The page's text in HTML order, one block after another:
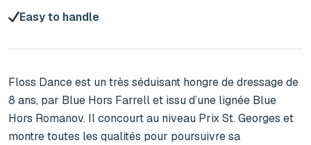
Easy to handle
Floss Dance est un très séduisant hongre de dressage de
8 ans, par Blue Hors Farrell et issu d’une lignée Blue
Hors Romanov. Il concourt au niveau Prix St. Georges et
montre toutes les qualités pour poursuivre sa